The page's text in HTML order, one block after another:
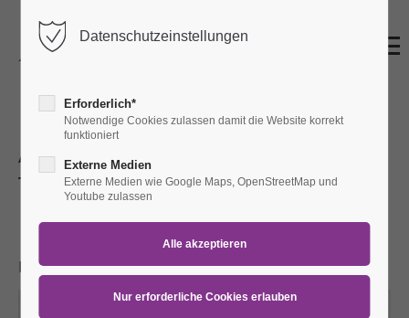
Auf den Spuren der Gebrüder
Thiele
So 17.03.202414:30 Uhr
Treffpunkt: Foyer Historisches Museum
Bremerhaven
Datenschutzeinstellungen
Erforderlich*
Notwendige Cookies zulassen damit die Website korrekt
funktioniert
Externe Medien
Externe Medien wie Google Maps, OpenStreetMap und
Youtube zulassen